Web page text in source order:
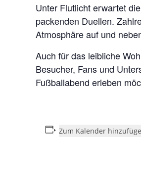
Unter Flutlicht erwartet
packenden Duellen.
Atmosphäre auf und
Auch für das leibliche
Besucher, Fans und
Fußballabend erleben
Zum Kalender